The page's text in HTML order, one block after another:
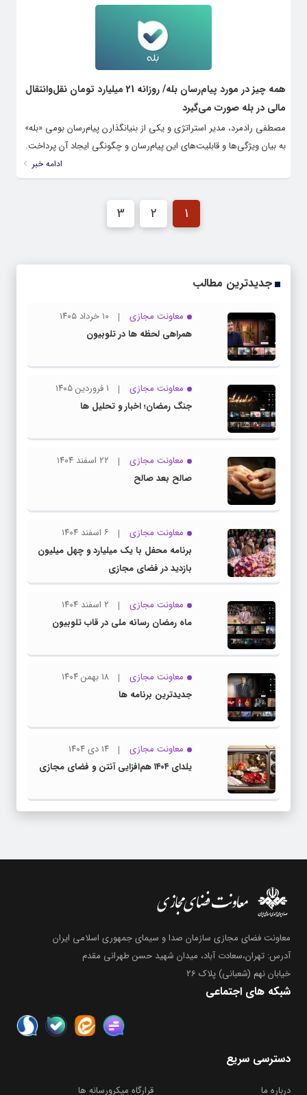
همه چیز در مورد پیام‌رسان بله/ روزانه 21 میلیارد تومان نقل‌وانتقال
مالی در بله صورت می‌گیرد
مصطفی رادمرد، مدیر استراتژی و یکی از بنیانگذارن پیام‌رسان بومی «بله»
به بیان ویژگی‌ها و قابلیت‌های این پیام‌رسان و چگونگی ایجاد آن پرداخت.
ادامه خبر
1
2
3
جدیدترین مطالب
معاونت مجازی
۱۰ خرداد ۱۴۰۵
همراهی لحظه ها در تلوبیون
معاونت مجازی
۱ فروردین ۱۴۰۵
جنگ رمضان؛ اخبار و تحلیل ها
معاونت مجازی
۲۲ اسفند ۱۴۰۴
صالح بعد صالح
معاونت مجازی
۶ اسفند ۱۴۰۴
برنامه محفل با یک میلیارد و چهل میلیون
بازدید در فضای مجازی
معاونت مجازی
۲ اسفند ۱۴۰۴
ماه رمضان رسانه ملی در قاب تلوبیون
معاونت مجازی
۱۸ بهمن ۱۴۰۴
جدیدترین برنامه ها
معاونت مجازی
۱۴ دی ۱۴۰۴
یلدای ۱۴۰۴ هم‌افزایی آنتن و فضای مجازی
معاونت فضای مجازی سازمان صدا و سیمای جمهوری اسلامی ایران
آدرس: تهران،سعادت آباد، میدان شهید حسن طهرانی مقدم
خیابان نهم (شعبانی) پلاک 26
شبکه های اجتماعی
دسترسی سریع
درباره ما قرارگاه میکرورسانه ها